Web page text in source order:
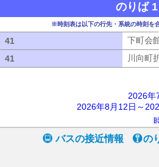
のりば 1
※時刻表は以下の行先・系統の時刻を
41 下町会
41
川向町
2026年
2026年8月12日～
バスの接近情報 の